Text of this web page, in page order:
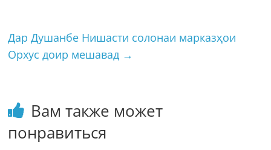
Дар Душанбе Нишасти солонаи марказҳои
Орхус доир мешавад →
Вам также может
понравиться